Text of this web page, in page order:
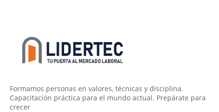
Formamos personas en valores, técnicas y disciplina.
Capacitación práctica para el mundo actual. Prepárate para
crecer